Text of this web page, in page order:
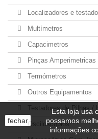
Localizadores e
Multímetros
Capacimetros
Pinças Amperimetricas
Termómetros
Outros Equipamentos
Testadores de Pilhas /
Osciloscópios
fechar
Esta loja usa
possamos
informações